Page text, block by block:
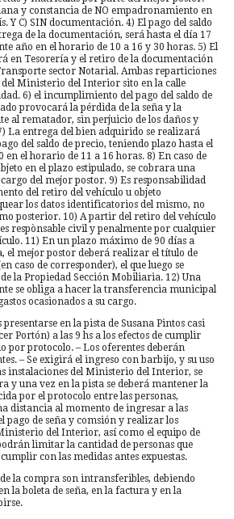
y constancia de NO empadronamiento en
Y C) SIN documentación. 4) El pago del saldo
de la documentación, será hasta el día 17
año en el horario de 10 a 16 y 30 horas. 5) El
en Tesorería y el retiro de la documentación
sector Notarial. Ambas reparticiones
del Ministerio del Interior sito en la calle
6) el incumplimiento del pago del saldo de
provocará la pérdida de la seña y la
al rematador, sin perjuicio de los daños y
La entrega del bien adquirido se realizará
del saldo de precio, teniendo plazo hasta el
en el horario de 11 a 16 horas. 8) En caso de
en el plazo estipulado, se cobrara una
del mejor postor. 9) Es responsabilidad
del retiro del vehículo u objeto
los datos identificatorios del mismo, no
posterior. 10) A partir del retiro del vehículo
respònsable civil y penalmente por cualquier
11) En un plazo máximo de 90 días a
el mejor postor deberá realizar el título de
caso de corresponder), el que luego se
la Propiedad Sección Mobiliaria. 12) Una
se obliga a hacer la transferencia municipal
ocasionados a su cargo.
en la pista de Susana Pintos casi
Portón) a las 9 hs a los efectos de cumplir
por protocolo. – Los oferentes deberán
– Se exigirá el ingreso con barbijo, y su uso
instalaciones del Ministerio del Interior, se
y una vez en la pista se deberá mantener la
por el protocolo entre las personas,
distancia al momento de ingresar a las
pago de seña y comsión y realizar los
del Interior, así como el equipo de
limitar la cantidad de personas que
con las medidas antes expuestas.
la compra son intransferibles, debiendo
la boleta de seña, en la factura y en la